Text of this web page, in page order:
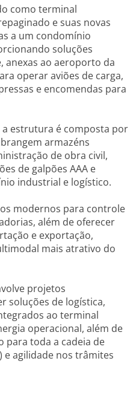
como terminal
e suas novas
a um condomínio
soluções
ao aeroporto da
operar aviões de carga,
e encomendas para
estrutura é composta por
armazéns
de obra civil,
de galpões AAA e
industrial e logístico.
modernos para controle
além de oferecer
e exportação,
mais atrativo do
projetos
soluções de logística,
ao terminal
operacional, além de
para toda a cadeia de
agilidade nos trâmites